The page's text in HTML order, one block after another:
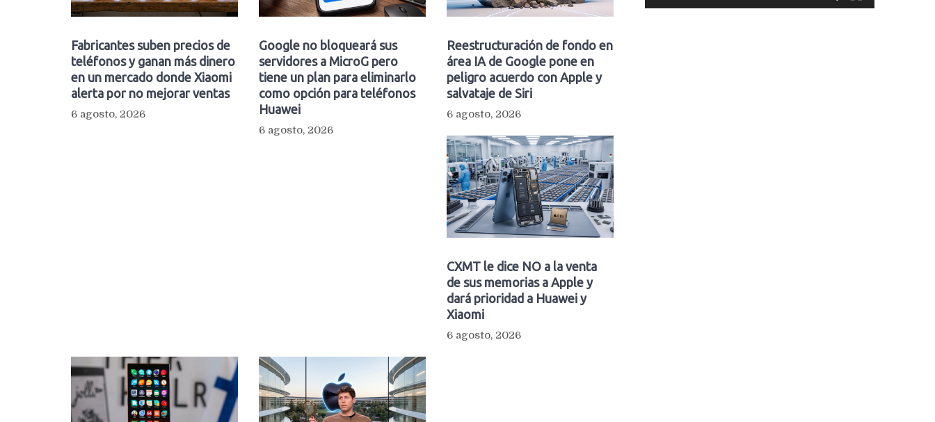
Fabricantes suben precios de
teléfonos y ganan más dinero
en un mercado donde Xiaomi
alerta por no mejorar ventas
6 agosto, 2026
Google no bloqueará sus
servidores a MicroG pero
tiene un plan para eliminarlo
como opción para teléfonos
Huawei
6 agosto, 2026
Reestructuración de fondo en
área IA de Google pone en
peligro acuerdo con Apple y
salvataje de Siri
6 agosto, 2026
CXMT le dice NO a la venta
de sus memorias a Apple y
dará prioridad a Huawei y
Xiaomi
6 agosto, 2026